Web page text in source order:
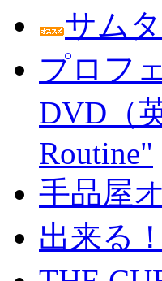
サム
プロフ
DVD（
Routine"
手品屋
出来る